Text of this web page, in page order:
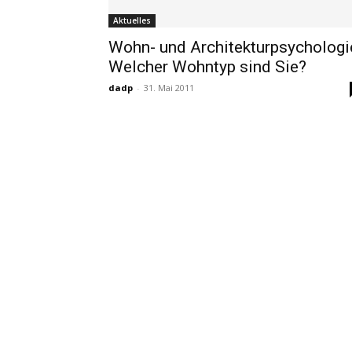
Aktuelles
Wohn- und
Welcher Wohntyp sind Sie?
dadp - 31. Mai 2011